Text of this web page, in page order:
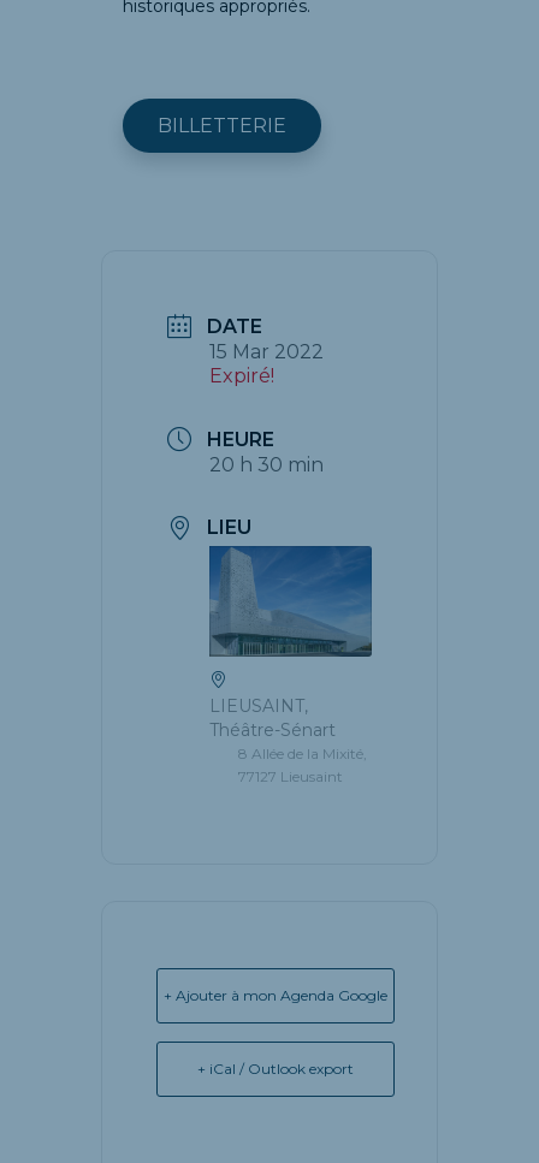
historiques appropriés.
BILLETTERIE
DATE
15 Mar 2022
Expiré!
HEURE
20 h 30 min
LIEU
LIEUSAINT,
Théâtre-Sénart
8 Allée de la Mixité,
77127 Lieusaint
+ Ajouter à mon Agenda Google
+ iCal / Outlook export